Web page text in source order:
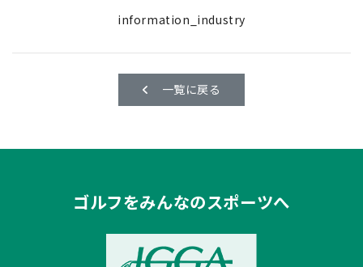
information_industry
一覧に戻る
ゴルフをみんなのスポーツへ